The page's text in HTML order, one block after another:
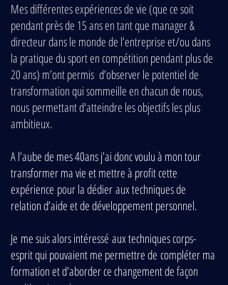
Mes différentes expériences de vie (que ce soit
pendant près de 15 ans en tant que manager &
directeur dans le monde de l’entreprise et/ou dans
la pratique du sport en compétition pendant plus de
20 ans) m’ont permis d’observer le potentiel de
transformation qui sommeille en chacun de nous,
nous permettant d'atteindre les objectifs les plus
ambitieux.
Al’aube de mes 40ans j’ai donc voulu à mon tour
transformer ma vie et mettre à profit cette
expérience pour la dédier aux techniques de
relation d’aide et de développement personnel.
Je me suis alors intéressé aux techniques corps-
esprit qui pouvaient me permettre de compléter ma
formation et d'aborder ce changement de façon